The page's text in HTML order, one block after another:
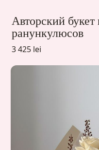
Авторский
ранункулюсов
3 425 lei